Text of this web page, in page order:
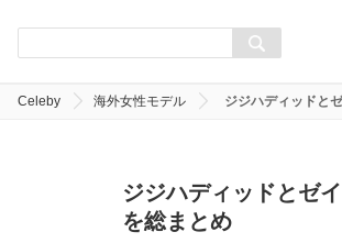
Celeby 海外女性モデル ジジハディッドと
ジジハディッドとゼ
を総まとめ